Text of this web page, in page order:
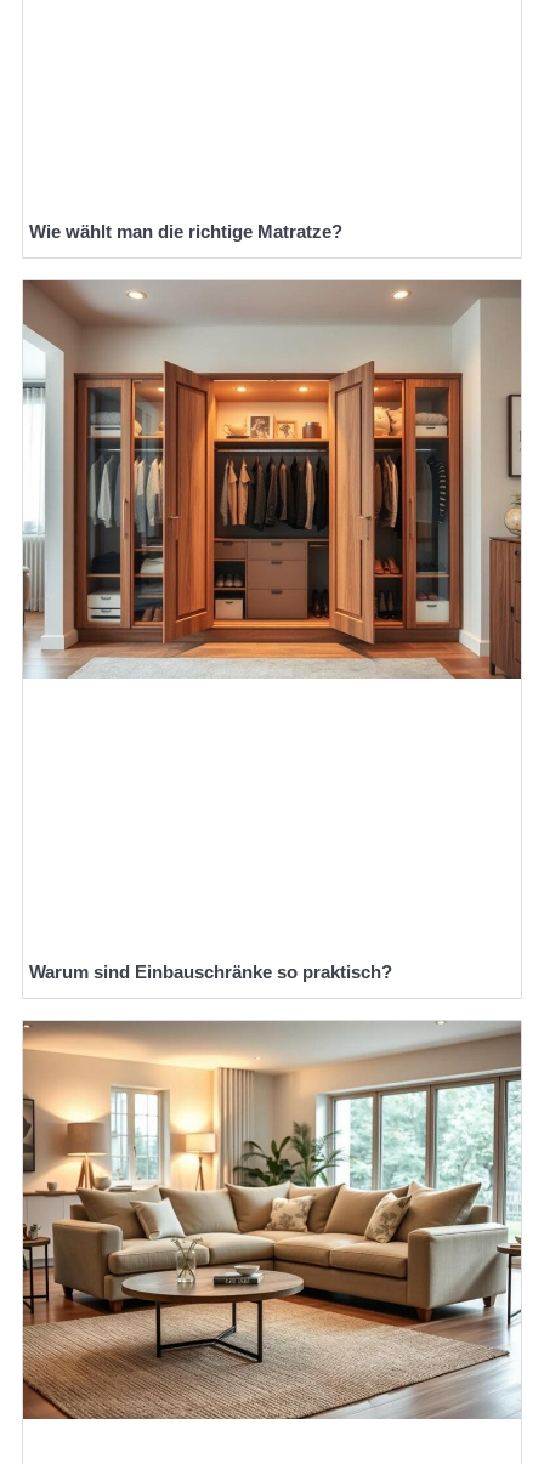
Wie wählt man die richtige Matratze?
Warum sind Einbauschränke so praktisch?